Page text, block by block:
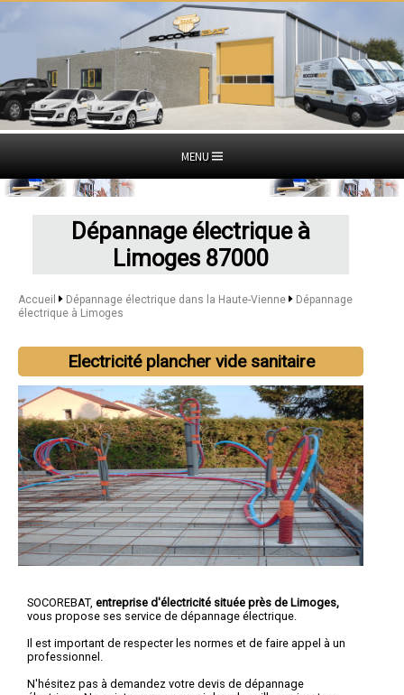
MENU
Dépannage électrique à
Limoges 87000
Accueil Dépannage électrique dans la Haute-Vienne
Dépannage
électrique à Limoges
Electricité plancher vide sanitaire
SOCOREBAT, entreprise d'électricité située près de Limoges,
vous propose ses service de dépannage électrique.
Il est important de respecter les normes et de faire appel à un
professionnel.
N'hésitez pas à demandez votre devis de dépannage